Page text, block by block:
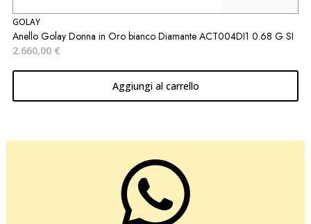
GOLAY
Anello Golay Donna in Oro bianco Diamante ACT004DI1 0.68 G SI
2.660,00 €
Aggiungi al carrello